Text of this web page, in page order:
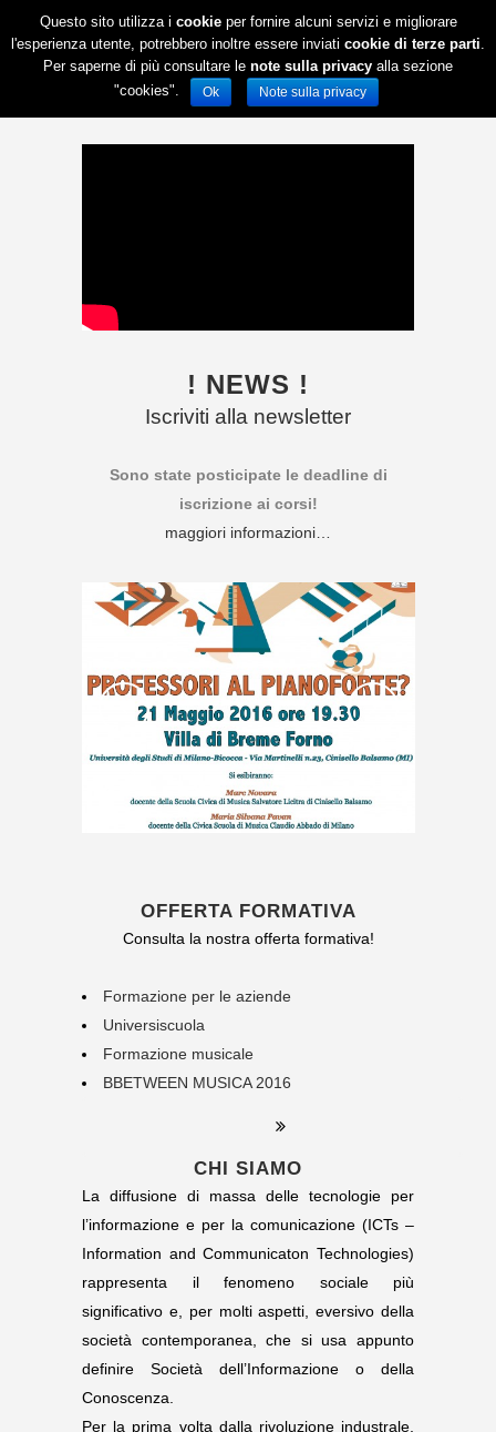
! NEWS !
Iscriviti alla newsletter
Sono state posticipate le deadline di
iscrizione ai corsi!
maggiori informazioni…
OFFERTA FORMATIVA
Consulta la nostra offerta formativa!
Formazione per le aziende
Universiscuola
Formazione musicale
BBETWEEN MUSICA 2016
CHI SIAMO
La diffusione di massa delle tecnologie per
l’informazione e per la comunicazione (ICTs –
Information and Communicaton Technologies)
rappresenta il fenomeno sociale più
significativo e, per molti aspetti, eversivo della
società contemporanea, che si usa appunto
definire Società dell’Informazione o della
Conoscenza.
Per la prima volta dalla rivoluzione industrale,
Questo sito utilizza i cookieper fornire alcuni servizi e migliorare
l'esperienza utente, potrebbero inoltre essere inviati cookie di terze parti.
Per saperne di più consultare le note sulla privacy alla sezione
"cookies".
Ok Note sulla privacy